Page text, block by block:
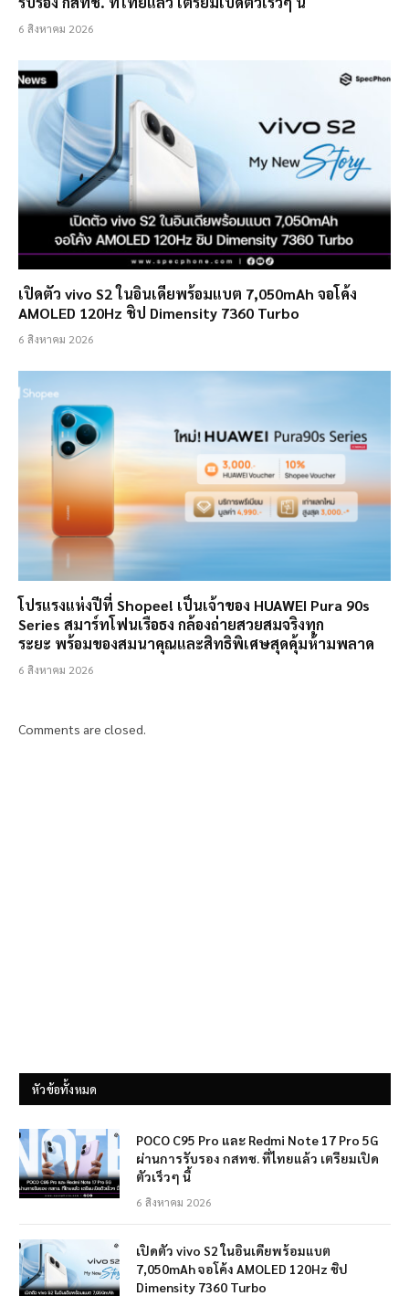
6 สิงหาคม 2026
เปิดตัว vivo S2 ในอินเดียพร้อมแบต 7,050mAh จอโค้ง
AMOLED 120Hz ชิป Dimensity 7360 Turbo
6 สิงหาคม 2026
โปรแรงแห่งปีที่ Shopee! เป็นเจ้าของ HUAWEI Pura 90s
Series สมาร์ทโฟนเรือธง กล้องถ่ายสวยสมจริงทุก
ระยะ พร้อมของสมนาคุณและสิทธิพิเศษสุดคุ้มห้ามพลาด
6 สิงหาคม 2026
Comments are closed.
หัวข้อทั้งหมด
POCO C95 Pro และ Redmi Note 17 Pro 5G
ผ่านการรับรอง กสทช. ที่ไทยแล้ว เตรียมเปิด
ตัวเร็วๆ นี้
6 สิงหาคม 2026
เปิดตัว vivo S2 ในอินเดียพร้อมแบต
7,050mAh จอโค้ง AMOLED 120Hz ชิป
Dimensity 7360 Turbo